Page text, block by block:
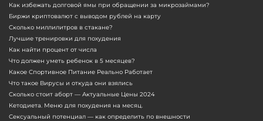
Как избежать долговой ямы при обращении за микрозаймами?
Биржи криптовалют с выводом рублей на карту
Сколько миллилитров в стакане?
Лучшие тренировки для похудения
Как найти процент от числа
Что должен уметь ребенок в 5 месяцев?
Какое Спортивное Питание Реально Работает
Что такое Вирусы и откуда они взялись
Сколько стоит аборт — Актуальные Цены 2024
Кетодиета. Меню для похудения на месяц.
Сексуальный потенциал — как определить по внешности